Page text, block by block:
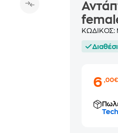
ΚΩΔΙΚΟΣ:
6,00€